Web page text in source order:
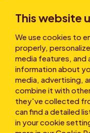
This website
We use cookies to
properly,
media features, and
information about
media, advertising,
combine it with
they've collected
can find a detailed
in your cookie
Historier
Om os